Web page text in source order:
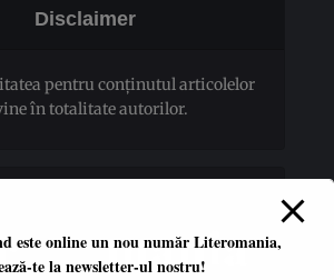
Disclaimer
pentru conţinutul articolelor
în totalitate autorilor.
este online un nou număr Literomania,
te la newsletter-ul nostru!